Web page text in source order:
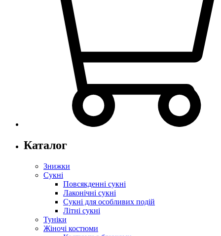
Каталог
Знижки
Сукні
Повсякденні сукні
Лаконічні сукні
Сукні для особливих подій
Літні сукні
Туніки
Жіночі костюми